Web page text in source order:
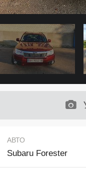
АВТО
Subaru Forester